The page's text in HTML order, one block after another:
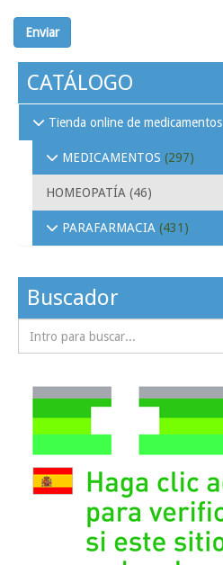
Enviar
CATÁLOGO
Tienda online de medicamentos
MEDICAMENTOS (297)
HOMEOPATÍA (46)
PARAFARMACIA (431)
Buscador